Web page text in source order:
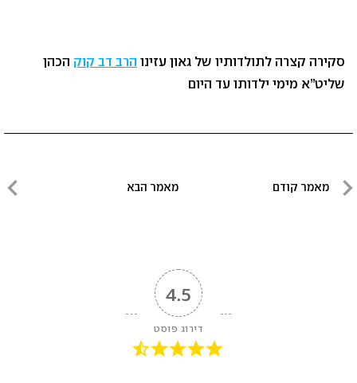
סקירה קצרה לתולדותיו של גאון עזינו הרב דב קוק הכהן
שליט”א מימי ילדותו עד היום
ניווט מאמר הבא מאמר קודם
4.5
דירוג פוסט